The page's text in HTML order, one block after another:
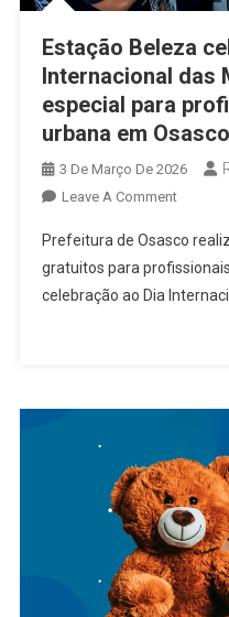
Estação Beleza
Internacional das
especial para
urbana em Osasco
3 De Março De 2026
Leave A CommentOn
Beleza
Celebra
O
Especial
Para
Da
Urbana
Prefeitura de Osasco
gratuitos para
celebração ao Dia